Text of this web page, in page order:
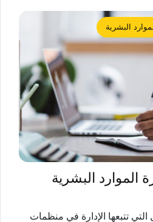
البشرية
الموارد البشرية
تتبعها الإدارة في منظمات